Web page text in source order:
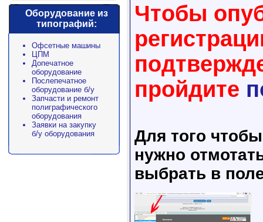
Оборудование из
типографий:
Офсетные машины
ЦПМ
Допечатное
оборудование
Послепечатное
оборудование б/у
Запчасти и ремонт
полиграфического
оборудования
Заявки на закупку
б/у оборудования
Чтобы
пройдите
Для того
нужно
выбрать в